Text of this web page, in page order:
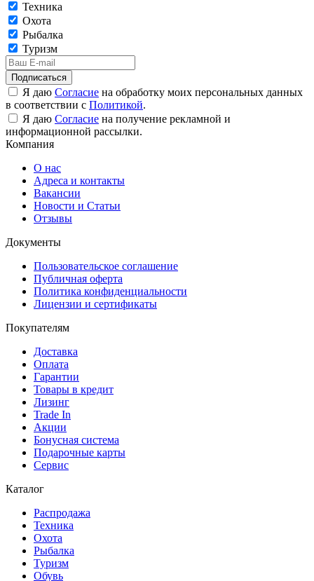
Техника
Охота
Рыбалка
Туризм
Подписаться
Я даю Согласие на обработку моих персональных данных
в соответствии с Политикой.
Я даю Согласие на получение рекламной и
информационной рассылки.
Компания
О нас
Адреса и контакты
Вакансии
Новости и Статьи
Отзывы
Документы
Пользовательское соглашение
Публичная оферта
Политика конфиденциальности
Лицензии и сертификаты
Покупателям
Доставка
Оплата
Гарантии
Товары в кредит
Лизинг
Trade In
Акции
Бонусная система
Подарочные карты
Сервис
Каталог
Распродажа
Техника
Охота
Рыбалка
Туризм
Обувь